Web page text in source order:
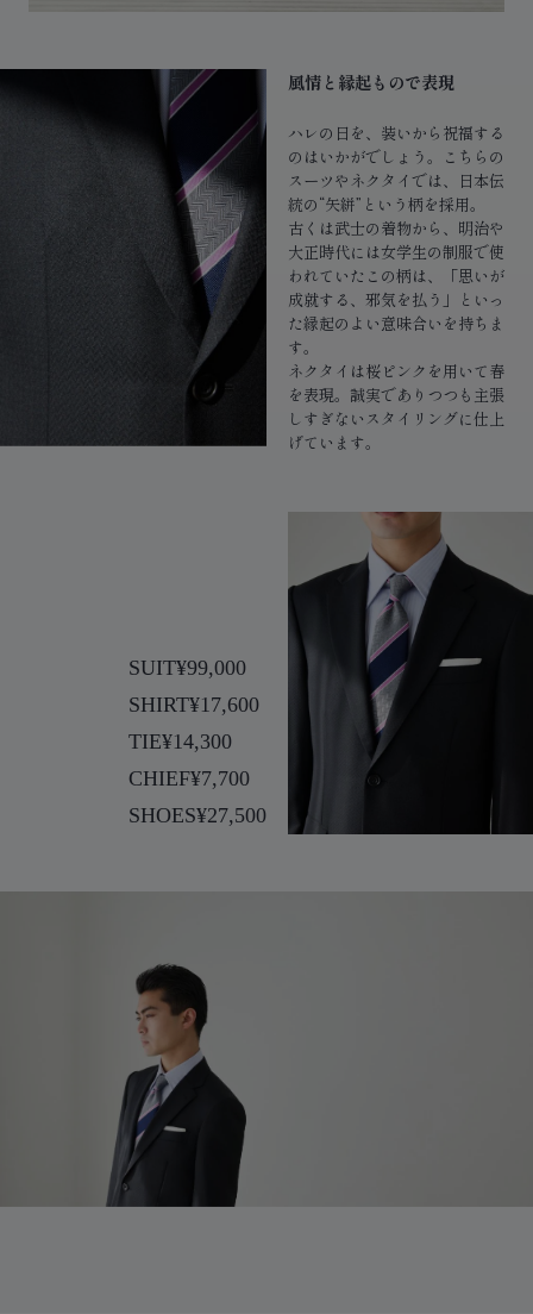
風情と縁起もので表現
ハレの日を、装いから祝福する
のはいかがでしょう。こちらの
スーツやネクタイでは、日本伝
統の“矢絣”という柄を採用。
古くは武士の着物から、明治や
大正時代には女学生の制服で使
われていたこの柄は、「思いが
成就する、邪気を払う」といっ
た縁起のよい意味合いを持ちま
す。
ネクタイは桜ピンクを用いて春
を表現。誠実でありつつも主張
しすぎないスタイリングに仕上
げています。
SUIT¥99,000
SHIRT¥17,600
TIE¥14,300
CHIEF¥7,700
SHOES¥27,500